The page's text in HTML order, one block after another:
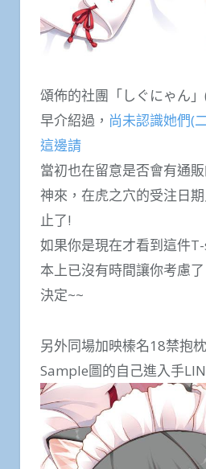
頌佈的社團「しぐにゃん
早介紹過， 尚未認識她們(
這邊請
當初也在留意是否會有通
神來，在虎之穴的受注日
止了!
如果你是現在才看到這件
本上已沒有時間讓你考慮
決定~~
另外同場加映榛名18禁抱
Sample圖的自己進入手